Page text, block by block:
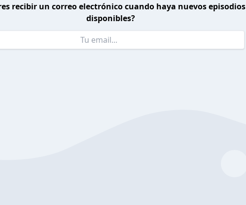
recibir un correo electrónico cuando haya nuevos episodios
disponibles?